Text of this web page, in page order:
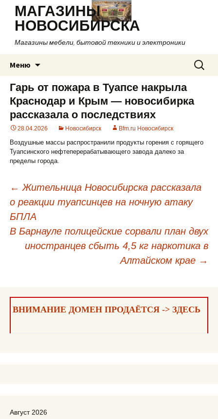
МАГАЗИНЫ
НОВОСИБИРСКА
Магазины мебели, бытовой техники и электроники
Меню
содержимому
Найти:
Гарь от пожара в Туапсе накрыла
Краснодар и Крым — новосибирка
рассказала о последствиях
28.04.2026 Новосибирск Bfm.ru Новосибирск
Воздушные массы распространили продукты горения с горящего
Туапсинского нефтеперерабатывающего завода далеко за
пределы города.
Навигация
по
записям
← Жительница Новосибирска рассказала
о реакции туапсинцев на ночную атаку
БПЛА
В Барнауле полицейские сорвали план двух
иностранцев сбыть 4,5 кг наркотика в
Алтайском крае →
ВНИМАНИЕ ДОМЕН ПРОДАЁТСЯ -> ЗДЕСЬ
Август 2026